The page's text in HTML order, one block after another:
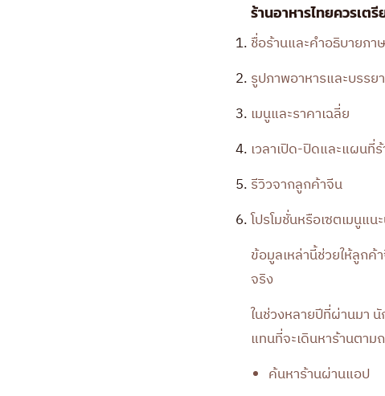
ร้านอาหารไทยควรเ
ชื่อร้านและคำอธิบายภา
รูปภาพอาหารและบรรย
เมนูและราคาเฉลี่ย
เวลาเปิด-ปิดและแผนที่
รีวิวจากลูกค้าจีน
โปรโมชั่นหรือเซตเมนูแน
ข้อมูลเหล่านี้ช่วยให้ลูกค้
จริง
ในช่วงหลายปีที่ผ่านมา
แทนที่จะเดินหาร้านตา
ค้นหาร้านผ่านแอป